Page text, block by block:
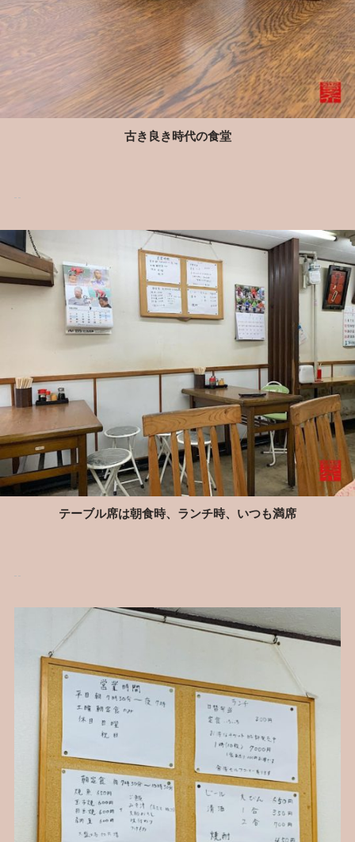
古き良き時代の食堂
テーブル席は朝食時、ランチ時、いつも満席